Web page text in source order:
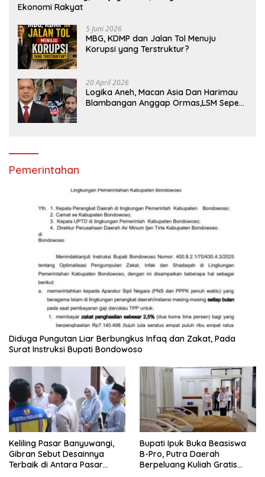
Ekonomi Rakyat
5 Juni 2026
MBG, KDMP dan Jalan Tol Menuju
Korupsi yang Terstruktur?
20 April 2026
Logika Aneh, Macan Asia Dan Harimau
Blambangan Anggap Ormas,LSM Seperti
Pemerintahan
Diduga Pungutan Liar Berbungkus Infaq dan Zakat, Pada
Surat Instruksi Bupati Bondowoso
Keliling Pasar Banyuwangi,
Gibran Sebut Desainnya
Terbaik di Antara Pasar
Bupati Ipuk Buka Beasiswa
B-Pro, Putra Daerah
Berpeluang Kuliah Gratis